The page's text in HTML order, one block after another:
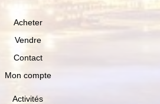
Acheter
Vendre
Contact
Mon compte
Activités